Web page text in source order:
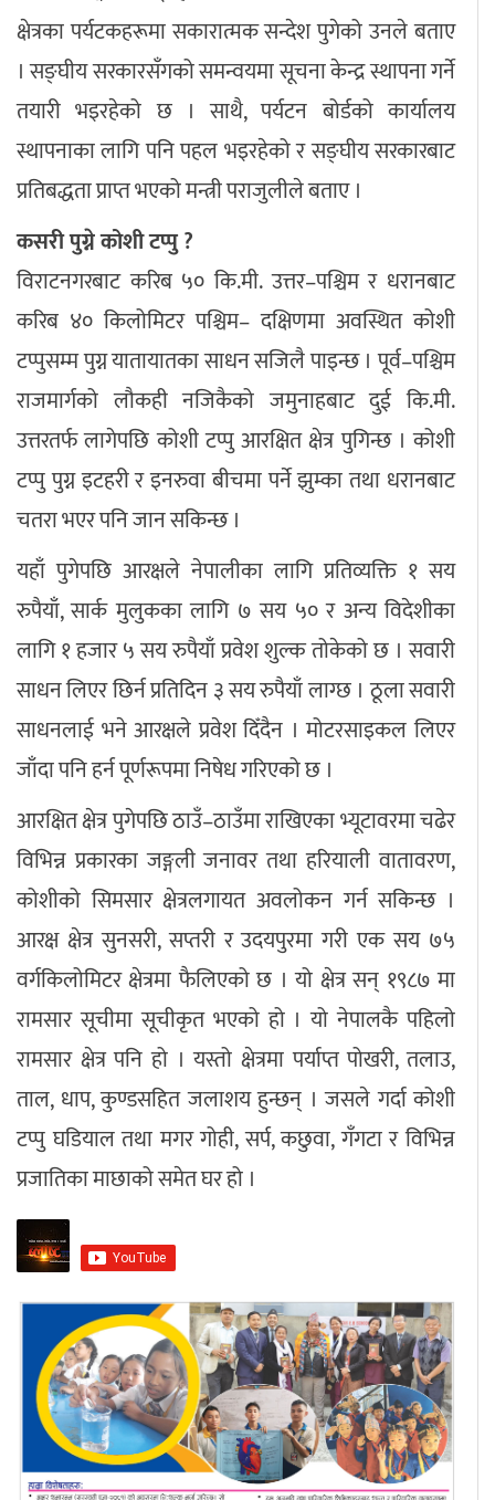
क्षेत्रका पर्यटकहरूमा सकारात्मक सन्देश पुगेको उनले बताए
। सङ्घीय सरकारसँगको समन्वयमा सूचना केन्द्र स्थापना गर्ने
तयारी भइरहेको छ । साथै, पर्यटन बोर्डको कार्यालय
स्थापनाका लागि पनि पहल भइरहेको र सङ्घीय सरकारबाट
प्रतिबद्धता प्राप्त भएको मन्त्री पराजुलीले बताए ।
कसरी पुग्ने कोशी टप्पु ?
विराटनगरबाट करिब ५० कि.मी. उत्तर–पश्चिम र धरानबाट
करिब ४० किलोमिटर पश्चिम– दक्षिणमा अवस्थित कोशी
टप्पुसम्म पुग्न यातायातका साधन सजिलै पाइन्छ । पूर्व–पश्चिम
राजमार्गको लौकही नजिकैको जमुनाहबाट दुई कि.मी.
उत्तरतर्फ लागेपछि कोशी टप्पु आरक्षित क्षेत्र पुगिन्छ । कोशी
टप्पु पुग्न इटहरी र इनरुवा बीचमा पर्ने झुम्का तथा धरानबाट
चतरा भएर पनि जान सकिन्छ ।
यहाँ पुगेपछि आरक्षले नेपालीका लागि प्रतिव्यक्ति १ सय
रुपैयाँ, सार्क मुलुकका लागि ७ सय ५० र अन्य विदेशीका
लागि १ हजार ५ सय रुपैयाँ प्रवेश शुल्क तोकेको छ । सवारी
साधन लिएर छिर्न प्रतिदिन ३ सय रुपैयाँ लाग्छ । ठूला सवारी
साधनलाई भने आरक्षले प्रवेश दिँदैन । मोटरसाइकल लिएर
जाँदा पनि हर्न पूर्णरूपमा निषेध गरिएको छ ।
आरक्षित क्षेत्र पुगेपछि ठाउँ–ठाउँमा राखिएका भ्यूटावरमा चढेर
विभिन्न प्रकारका जङ्गली जनावर तथा हरियाली वातावरण,
कोशीको सिमसार क्षेत्रलगायत अवलोकन गर्न सकिन्छ ।
आरक्ष क्षेत्र सुनसरी, सप्तरी र उदयपुरमा गरी एक सय ७५
वर्गकिलोमिटर क्षेत्रमा फैलिएको छ । यो क्षेत्र सन् १९८७ मा
रामसार सूचीमा सूचीकृत भएको हो । यो नेपालकै पहिलो
रामसार क्षेत्र पनि हो । यस्तो क्षेत्रमा पर्याप्त पोखरी, तलाउ,
ताल, धाप, कुण्डसहित जलाशय हुन्छन् । जसले गर्दा कोशी
टप्पु घडियाल तथा मगर गोही, सर्प, कछुवा, गँगटा र विभिन्न
प्रजातिका माछाको समेत घर हो ।